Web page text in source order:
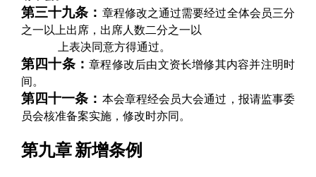
第三十九条： 章程修改之通过需要经过全体会员三分
之一以上出席，出席人数二分之一以
上表决同意方得通过。
第四十条：章程修改后由文资长增修其内容并注明时
间。
第四十一条： 本会章程经会员大会通过，报请监事委
员会核准备案实施，修改时亦同。
第九章新增条例